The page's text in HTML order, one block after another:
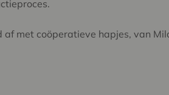
af met coöperatieve hapjes, van